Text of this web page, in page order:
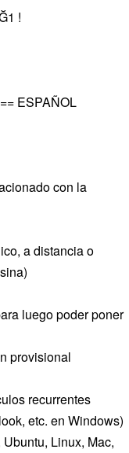
!
ESPAÑOL
con la
a distancia o
luego poder poner
provisional
recurrentes
etc. en Windows)
Linux, Mac,